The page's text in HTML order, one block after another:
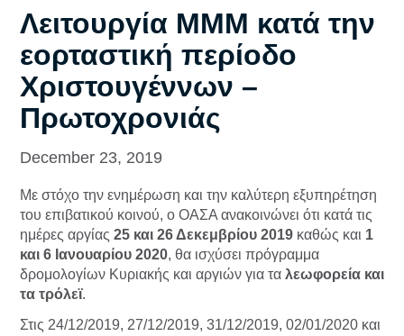
Λειτουργία ΜΜΜ κατά την
εορταστική περίοδο
Χριστουγέννων –
Πρωτοχρονιάς
December 23, 2019
Με στόχο την ενημέρωση και την καλύτερη εξυπηρέτηση
του επιβατικού κοινού, ο ΟΑΣΑ ανακοινώνει ότι κατά τις
ημέρες αργίας 25 και 26 Δεκεμβρίου 2019 καθώς και 1
και 6 Ιανουαρίου 2020, θα ισχύσει πρόγραμμα
δρομολογίων Κυριακής και αργιών για τα λεωφορεία και
τα τρόλεϊ.
Στις 24/12/2019, 27/12/2019, 31/12/2019, 02/01/2020 και